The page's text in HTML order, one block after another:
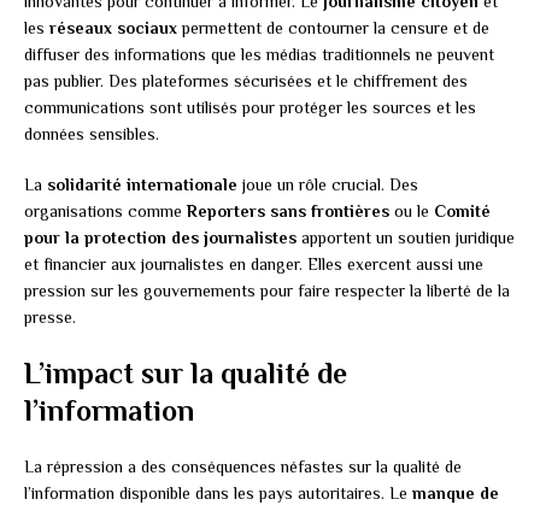
les réseaux sociauxpermettent de contourner la censure et de
diffuser des informations que les médias traditionnels ne peuvent
pas publier. Des plateformes sécurisées et le chiffrement des
communications sont utilisés pour protéger les sources et les
données sensibles.
La solidarité internationale joue un rôle crucial. Des
organisations commeReporters sans frontières ou le Comité
pour la protection des journalistes apportent un soutien juridique
et financier aux journalistes en danger. Elles exercent aussi une
pression sur les gouvernements pour faire respecter la liberté de la
presse.
L’impact sur la qualité de
l’information
La répression a des conséquences néfastes sur la qualité de
l’information disponible dans les pays autoritaires. Le manque de